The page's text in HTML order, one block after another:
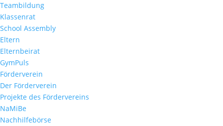
Teambildung
Klassenrat
School Assembly
Eltern
Elternbeirat
GymPuls
Förderverein
Der Förderverein
Projekte des Fördervereins
NaMiBe
Nachhilfebörse